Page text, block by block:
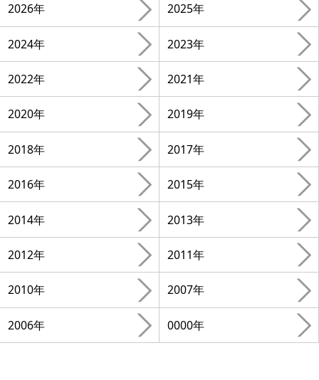
2026年 2025年
2024年 2023年
2022年 2021年
2020年 2019年
2018年 2017年
2016年 2015年
2014年 2013年
2012年 2011年
2010年 2007年
2006年 0000年